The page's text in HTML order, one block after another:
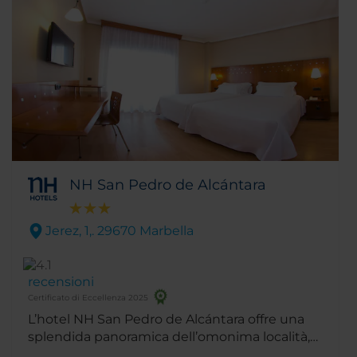
NH San Pedro de Alcántara
Jerez, 1,. 29670 Marbella
recensioni
Certificato di Eccellenza 2025
L’hotel NH San Pedro de Alcántara offre una
splendida panoramica dell’omonima località,